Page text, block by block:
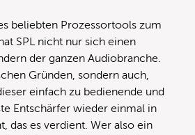
beliebten Prozessortools zum
SPL nicht nur sich einen
der ganzen Audiobranche.
Gründen, sondern auch,
einfach zu bedienende und
Entschärfer wieder einmal in
das es verdient. Wer also ein